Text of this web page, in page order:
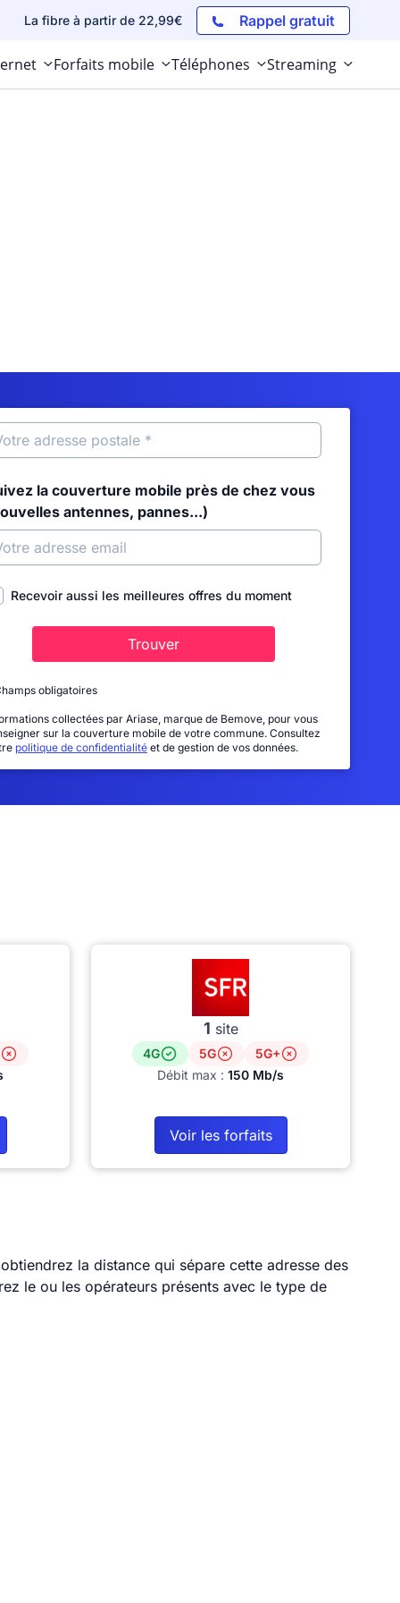
La fibre à partir de 22,99€ Rappel gratuit
Forfaits mobile Téléphones Streaming
la couverture mobile près de chez vous
antennes, pannes...)
Recevoir aussi les meilleures offres du moment
Trouver
obligatoires
collectées par Ariase, marque de Bemove, pour vous
sur la couverture mobile de votre commune. Consultez
politique de confidentialité et de gestion de vos données.
1 site
4G 5G
5G+
Débit max : 150 Mb/s
Voir les forfaits
la distance qui sépare cette adresse des
le ou les opérateurs présents avec le type de